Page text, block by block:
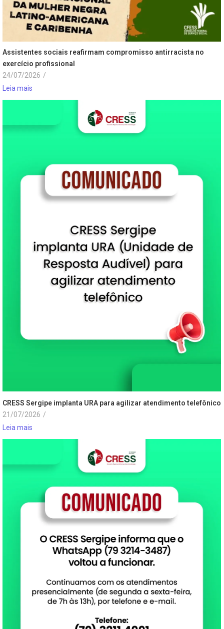
Assistentes sociais reafirmam compromisso antirracista no
exercício profissional
24/07/2026 /
Leia mais
CRESS Sergipe implanta URA para agilizar atendimento telefônico
21/07/2026 /
Leia mais